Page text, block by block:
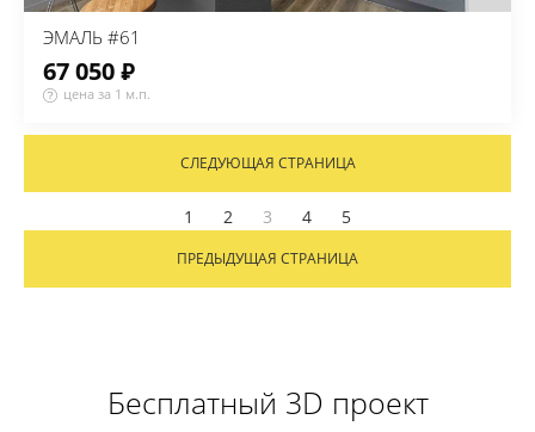
ЭМАЛЬ #61
67 050 ₽
цена за 1 м.п.
СЛЕДУЮЩАЯ СТРАНИЦА
1 2 3 4 5
ПРЕДЫДУЩАЯ СТРАНИЦА
Бесплатный 3D проект